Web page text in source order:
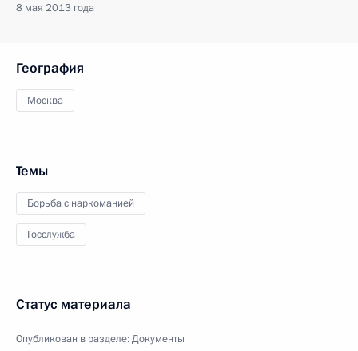
8 мая 2013 года
География
Москва
Темы
Борьба с наркоманией
Госслужба
Статус материала
Опубликован в разделе:Документы